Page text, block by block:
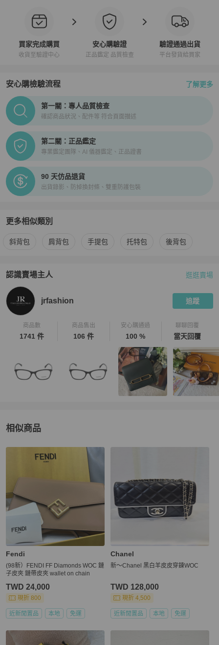
買家完成購買
收貨至驗證中心
安心購驗證
正品鑑定 品質檢查
驗證通過出貨
平台發貨給買家
安心購檢驗流程 了解更多
PopChill拍拍圈正品驗證、安心購檢驗流程介紹
第一關：專人品質檢查
確認商品狀況、配件等 符合頁面描述
第二關：正品鑑定
專業鑑定團隊、AI 儀器鑑定、正品證書
90 天仿品退貨
出貨錄影、防掉換封條、雙重防護包裝
更多相似類別
更多Fendi 女包相似商品推薦
斜背包 肩背包 手提包 托特包 後背包
認識賣場主人
PopChill 拍拍圈嚴選賣家
逛逛賣場
jrfashion 追蹤
商品數
1741 件
商品售出
106 件
安心購通過
100 %
聊聊回覆
當天回覆
相似商品
更多相似Fendi女包推薦精品
Fendi
(98新）FENDI FF Diamonds WOC 鏈
子皮夾 鏈帶皮夾 wallet on chain
TWD 24,000
現折 800
近新閒置品 本地 免運
Chanel
新～Chanel 黑白羊皮皮穿鍊WOC
TWD 128,000
現折 4,500
近新閒置品 本地 免運